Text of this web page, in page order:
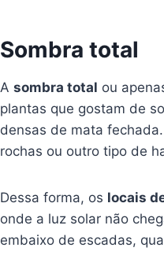
Sombra total
A sombra total ou
plantas que gostam de
densas de mata
rochas ou outro tipo de
Dessa forma, os locais
onde a luz solar não
embaixo de escadas,